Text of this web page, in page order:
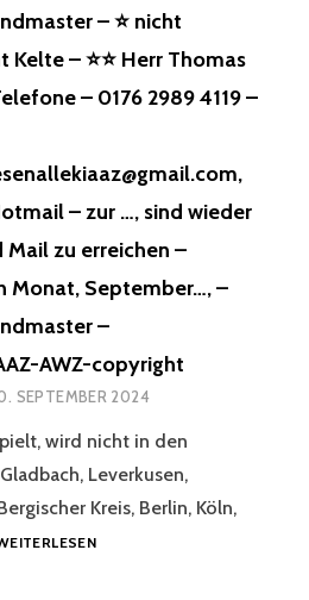
D
– ⭐ nicht
– ⭐⭐ Herr Thomas
– 0176 2989 4119 –
– zur …, sind wieder
zu erreichen –
Monat, September…, –
–
AWZ-copyright
SEPTEMBER 2024
wird nicht in den
Leverkusen,
Kreis, Berlin, Köln,
GESPROCHEN